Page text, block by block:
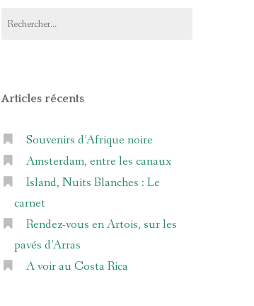
Articles récents
Souvenirs d’Afrique noire
Amsterdam, entre les canaux
Island, Nuits Blanches : Le
carnet
Rendez-vous en Artois, sur les
pavés d’Arras
A voir au Costa Rica